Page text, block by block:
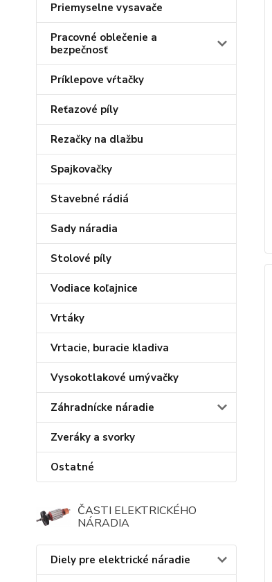
Priemyselne vysavače
Pracovné oblečenie a
bezpečnosť
Príklepove vŕtačky
Reťazové píly
Rezačky na dlažbu
Spajkovačky
Stavebné rádiá
Sady náradia
Stolové píly
Vodiace koľajnice
Vrtáky
Vrtacie, buracie kladiva
Vysokotlakové umývačky
Záhradnícke náradie
Zveráky a svorky
Ostatné
ČASTI ELEKTRICKÉHO
NÁRADIA
Diely pre elektrické náradie